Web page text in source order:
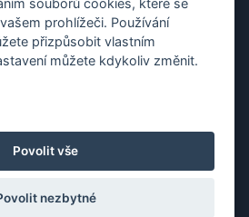
lodí, teambulding programy
prohlížeči. Používání
přizpůsobit vlastním
můžete kdykoliv změnit.
Povolit vše
nezbytné